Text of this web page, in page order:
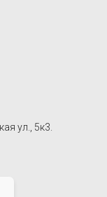
ул., 5к3.